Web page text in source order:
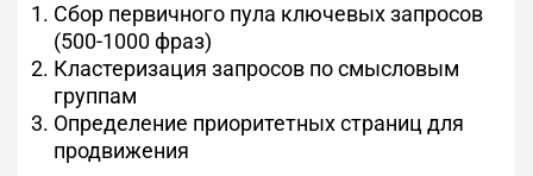
Сбор первичного пула ключевых запросов
(500-1000 фраз)
Кластеризация запросов по смысловым
группам
Определение приоритетных страниц для
продвижения